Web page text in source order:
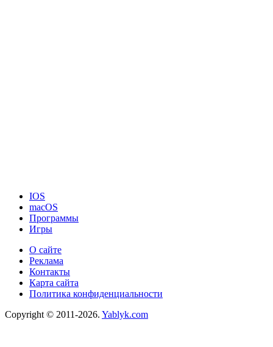
IOS
macOS
Программы
Игры
О сайте
Реклама
Контакты
Карта сайта
Политика конфиденциальности
Copyright © 2011-2026. Yablyk.сom